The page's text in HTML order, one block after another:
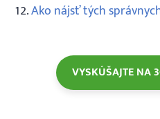
Ako nájsť tých
VYSKÚŠAJTE NA